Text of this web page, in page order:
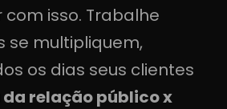
isso. Trabalhe
se multipliquem,
os dias seus clientes
relação público x